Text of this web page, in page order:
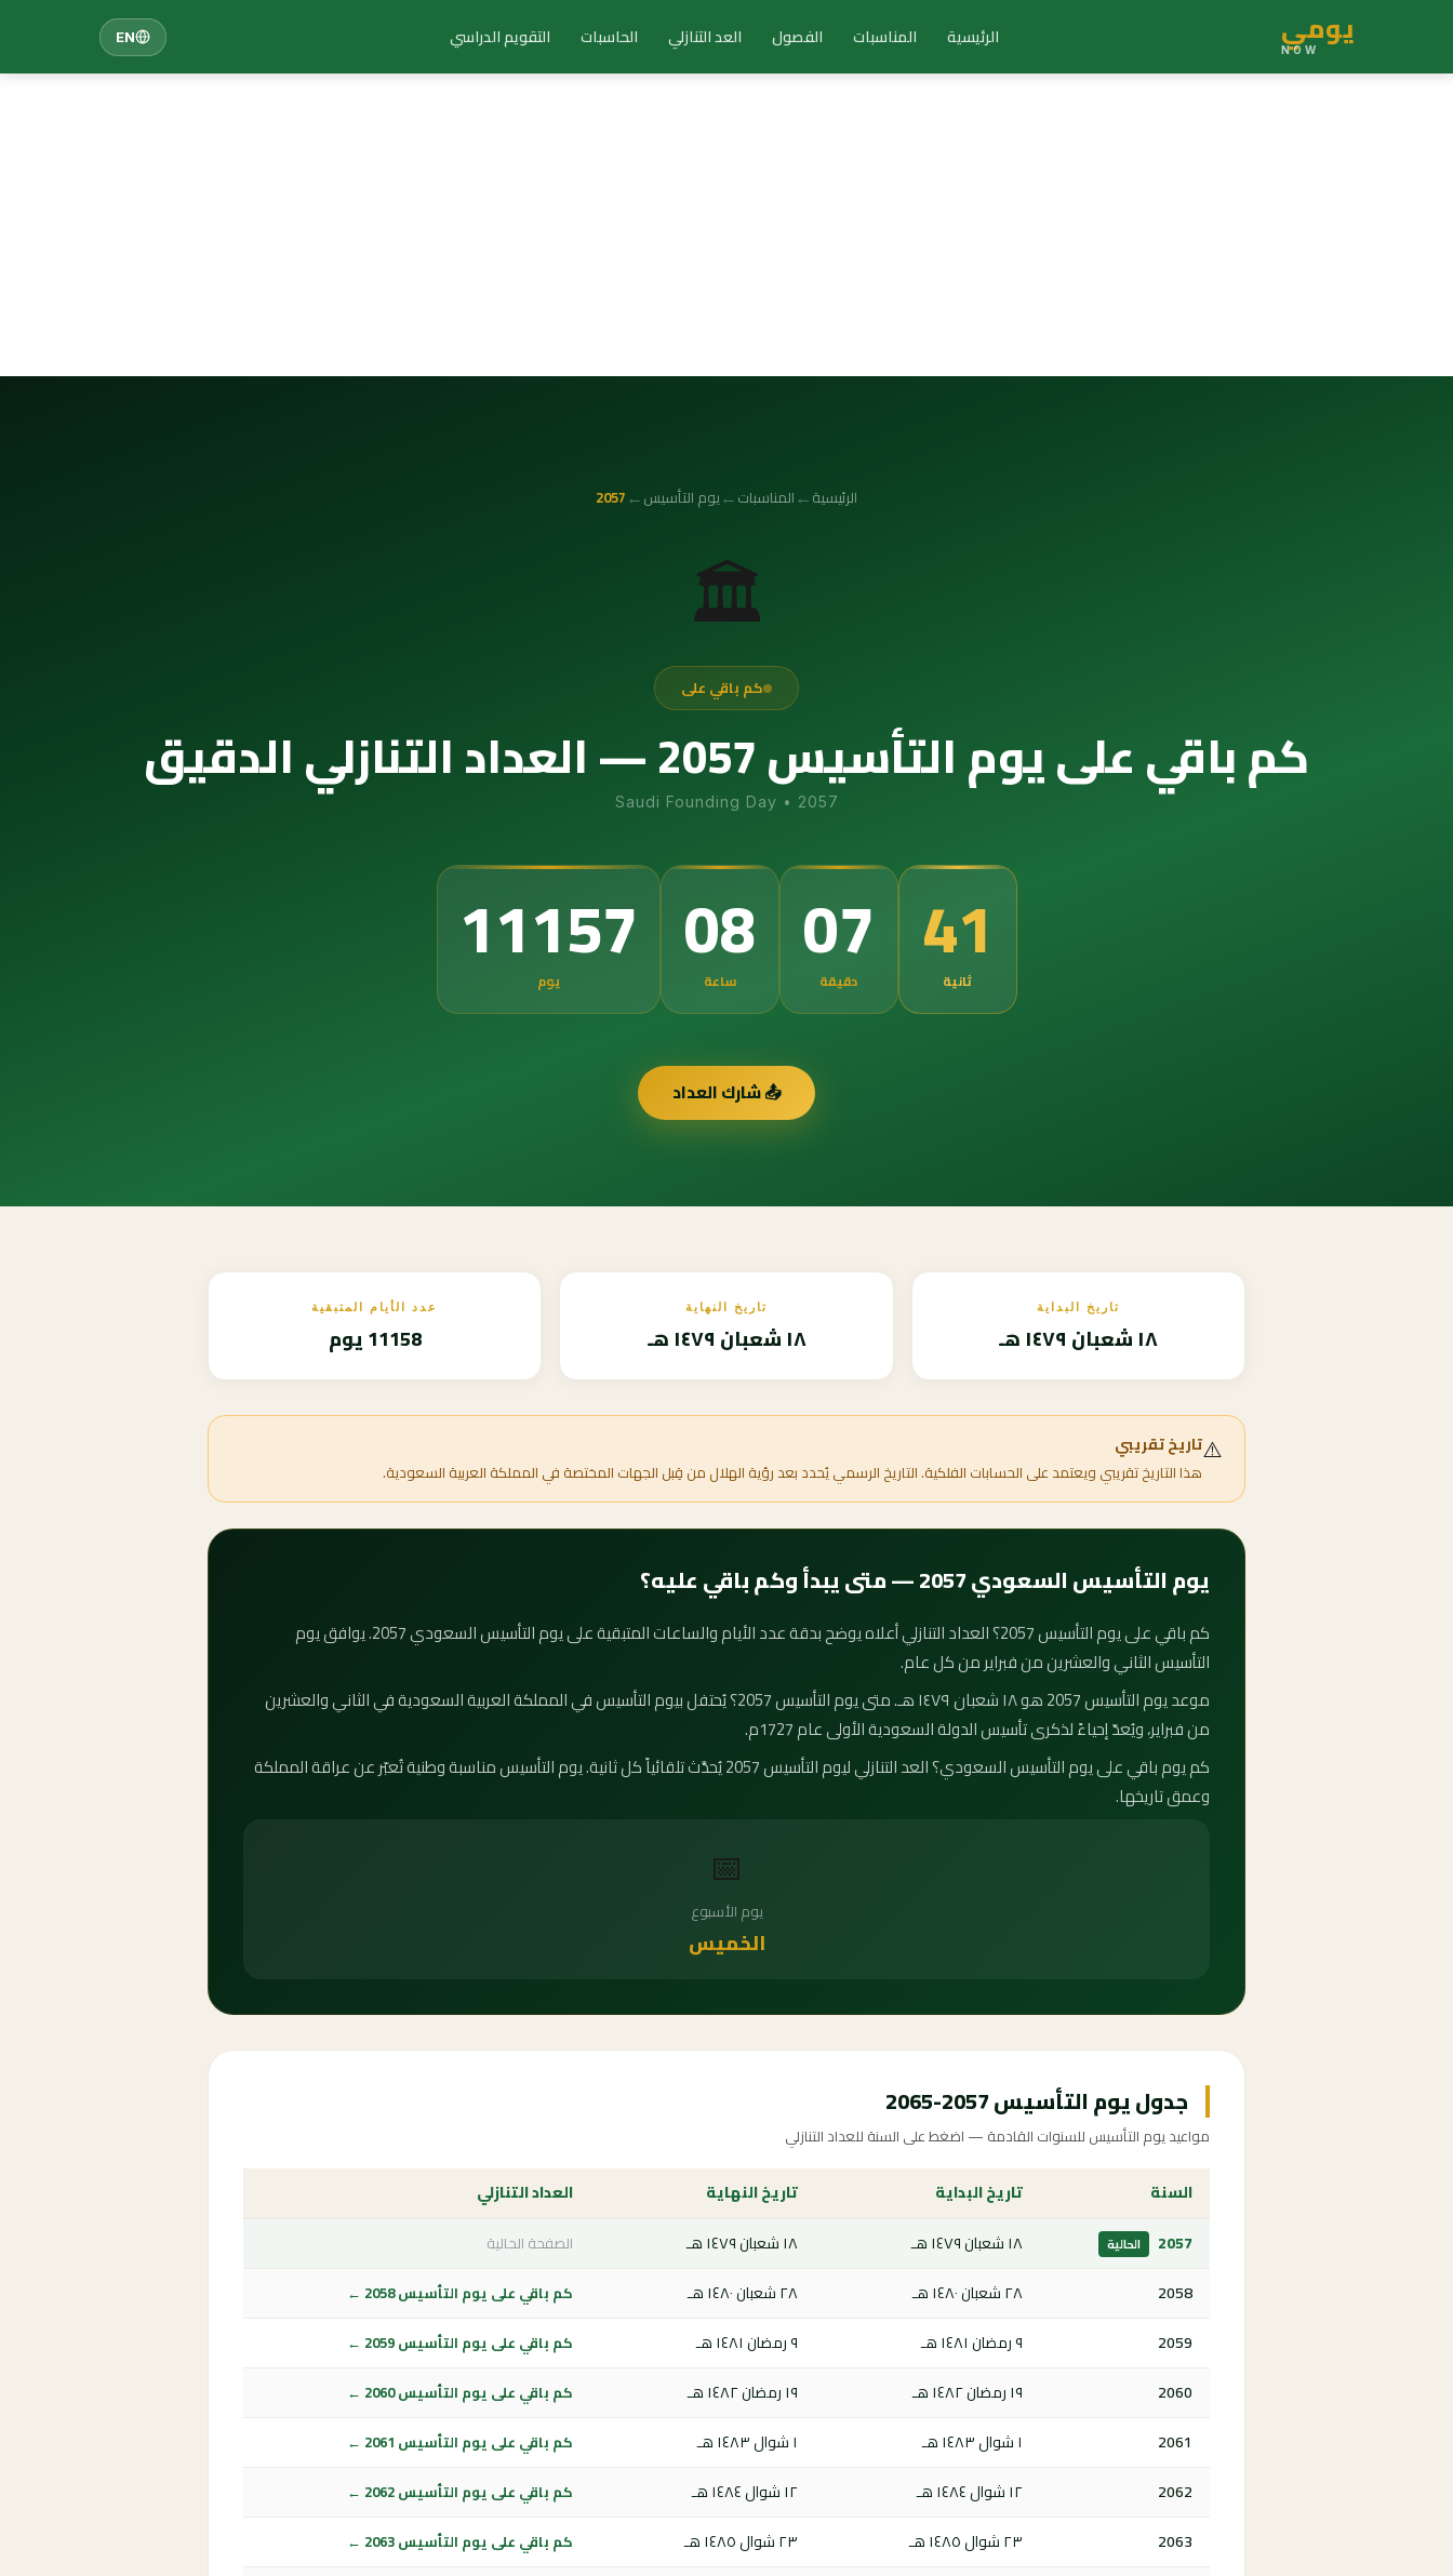
يومي
NOW الرئيسية المناسبات الفصول العد التنازلي الحاسبات التقويم الدراسي EN
الرئيسية←المناسبات←يوم التأسيس←
2057
🏛️
كم باقي على
كم باقي على يوم التأسيس 2057 — العداد التنازلي الدقيق
Saudi Founding Day • 2057
11157
يوم 08
ساعة 07
دقيقة 39
ثانية
📤 شارك العداد
تاريخ البداية
١٨ شعبان ١٤٧٩ هـ
تاريخ النهاية
١٨ شعبان ١٤٧٩ هـ
عدد الأيام المتبقية
11158 يوم
⚠️تاريخ تقريبي
هذا التاريخ تقريبي ويعتمد على الحسابات الفلكية. التاريخ الرسمي يُحدد بعد رؤية الهلال من قِبل الجهات المختصة في المملكة العربية السعودية.
يوم التأسيس السعودي 2057 — متى يبدأ وكم باقي عليه؟
كم باقي على يوم التأسيس 2057؟ العداد التنازلي أعلاه يوضح بدقة عدد الأيام والساعات المتبقية على يوم التأسيس السعودي 2057. يوافق يوم
التأسيس الثاني والعشرين من فبراير من كل عام.
موعد يوم التأسيس 2057 هو ١٨ شعبان ١٤٧٩ هـ. متى يوم التأسيس 2057؟ يُحتفل بيوم التأسيس في المملكة العربية السعودية في الثاني والعشرين
من فبراير، ويُعدّ إحياءً لذكرى تأسيس الدولة السعودية الأولى عام 1727م.
كم يوم باقي على يوم التأسيس السعودي؟ العد التنازلي ليوم التأسيس 2057 يُحدَّث تلقائياً كل ثانية. يوم التأسيس مناسبة وطنية تُعبّر عن عراقة المملكة
وعمق تاريخها.
📅
يوم الأسبوع
الخميس
جدول يوم التأسيس 2057-2065
مواعيد يوم التأسيس للسنوات القادمة — اضغط على السنة للعداد التنازلي
السنة تاريخ البداية تاريخ النهاية
العداد التنازلي
2057
الحالية ١٨ شعبان ١٤٧٩ هـ ١٨ شعبان ١٤٧٩ هـ الصفحة الحالية
2058 ٢٨ شعبان ١٤٨٠ هـ ٢٨ شعبان ١٤٨٠ هـ كم باقي على يوم التأسيس 2058 ←
2059 ٩ رمضان ١٤٨١ هـ ٩ رمضان ١٤٨١ هـ كم باقي على يوم التأسيس 2059 ←
2060 ١٩ رمضان ١٤٨٢ هـ ١٩ رمضان ١٤٨٢ هـ كم باقي على يوم التأسيس 2060 ←
2061 ١ شوال ١٤٨٣ هـ ١ شوال ١٤٨٣ هـ كم باقي على يوم التأسيس 2061 ←
2062 ١٢ شوال ١٤٨٤ هـ ١٢ شوال ١٤٨٤ هـ كم باقي على يوم التأسيس 2062 ←
2063 ٢٣ شوال ١٤٨٥ هـ ٢٣ شوال ١٤٨٥ هـ كم باقي على يوم التأسيس 2063 ←